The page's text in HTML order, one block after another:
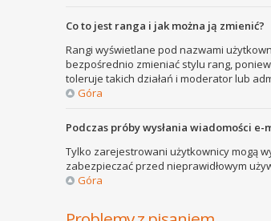
Co to jest ranga i jak można ją zmienić?
Rangi wyświetlane pod nazwami
bezpośrednio zmieniać stylu rang,
toleruje takich działań i moderator lub
Góra
Podczas próby wysłania wiadomości
Tylko zarejestrowani użytkownicy mogą
zabezpieczać przed nieprawidłowym
Góra